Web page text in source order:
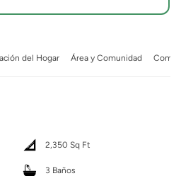
del Hogar Área y Comunidad
2,350 Sq Ft
3 Baños